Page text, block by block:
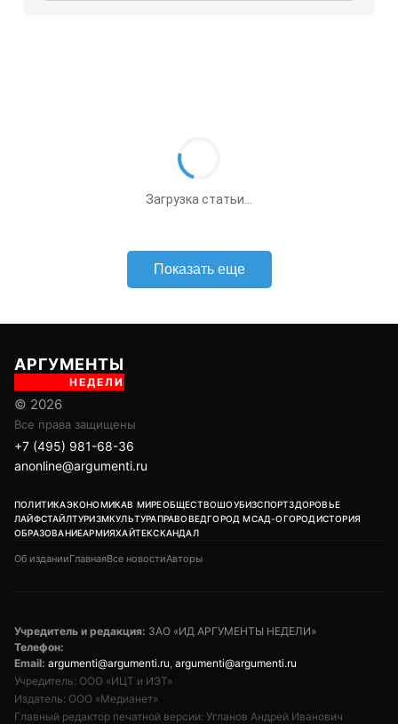
Загрузка статьи...
Показать еще
АРГУМЕНТЫ
НЕДЕЛИ
© 2026
Все права защищены
+7 (495) 981-68-36
anonline@argumenti.ru
ПОЛИТИКАЭКОНОМИКАВ МИРЕОБЩЕСТВОШОУБИЗСПОРТЗДОРОВЬЕ
ЛАЙФСТАЙЛТУРИЗМКУЛЬТУРАПРАВОВЕДГОРОД МСАД-ОГОРОДИСТОРИЯ
ОБРАЗОВАНИЕАРМИЯХАЙТЕКСКАНДАЛ
Об изданииГлавнаяВсе новостиАвторы
Учредитель и редакция: ЗАО «ИД АРГУМЕНТЫ НЕДЕЛИ»
Телефон:
Email: argumenti@argumenti.ru, argumenti@argumenti.ru
Учредитель: ООО «ИЦТ и ИЭТ»
Издатель: ООО «Медианет»
Главный редактор печатной версии: Угланов Андрей Иванович